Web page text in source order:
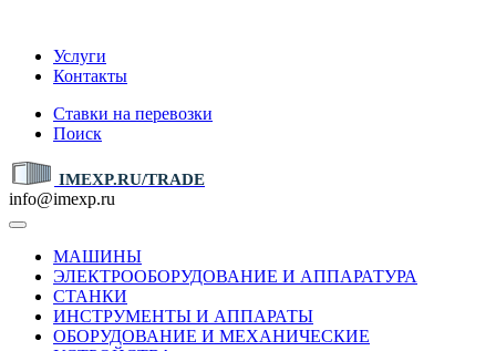
Услуги
Контакты
Ставки на перевозки
Поиск
IMEXP.RU/TRADE
info@imexp.ru
МАШИНЫ
ЭЛЕКТРООБОРУДОВАНИЕ И АППАРАТУРА
СТАНКИ
ИНСТРУМЕНТЫ И АППАРАТЫ
ОБОРУДОВАНИЕ И МЕХАНИЧЕСКИЕ